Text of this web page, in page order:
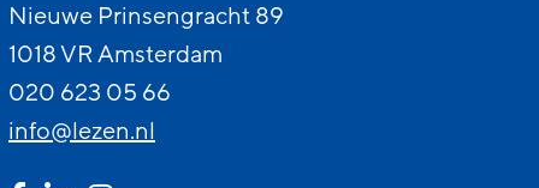
Nieuwe Prinsengracht 89
1018 VR Amsterdam
020 623 05 66
info@lezen.nl